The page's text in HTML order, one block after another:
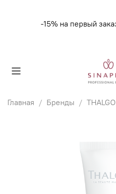
-15% на первый
Главная Бренды